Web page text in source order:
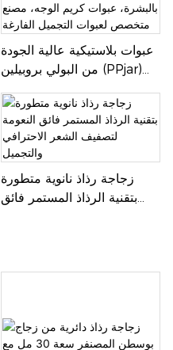
للعناية بالبشرة ومستحضرات
التجميل
عبوات بلاستيكية عالية الجودة
من البولي بروبيلين (PPjar)
بالبشرة، عبوات كريم الوجه،
مصنع متخصص لعبوات
التجميل الفارغة
زجاجة رذاذ نانوية متطورة
بتقنية الرذاذ المستمر فائق